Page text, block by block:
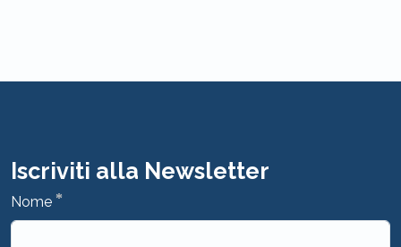
Iscriviti alla Newsletter
Nome *